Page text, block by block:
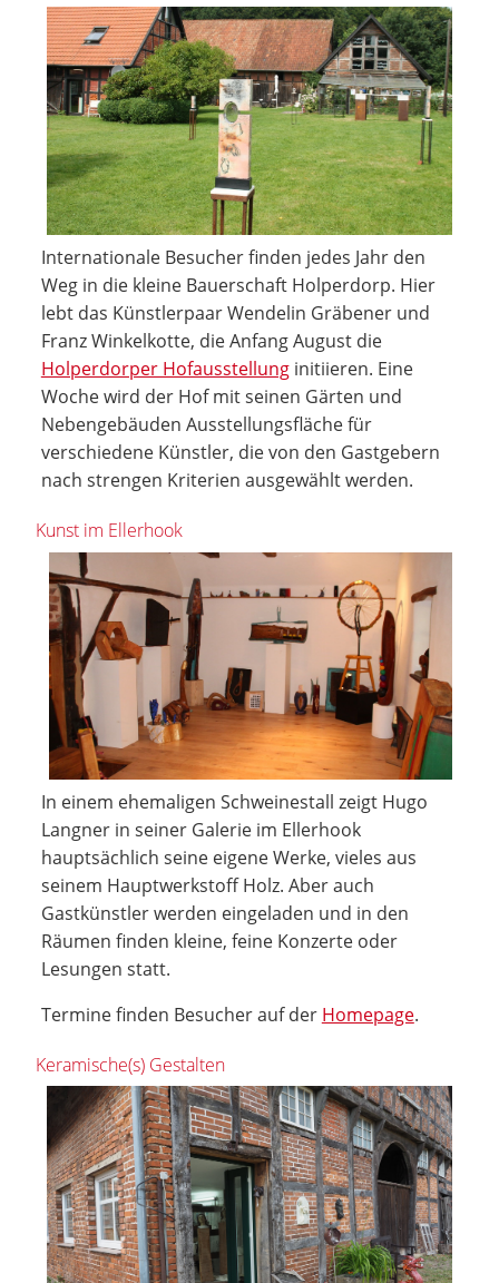
Internationale Besucher finden jedes Jahr den
Weg in die kleine Bauerschaft Holperdorp. Hier
lebt das Künstlerpaar Wendelin Gräbener und
Franz Winkelkotte, die Anfang August die
Holperdorper Hofausstellunginitiieren. Eine
Woche wird der Hof mit seinen Gärten und
Nebengebäuden Ausstellungsfläche für
verschiedene Künstler, die von den Gastgebern
nach strengen Kriterien ausgewählt werden.
Kunst im Ellerhook
In einem ehemaligen Schweinestall zeigt Hugo
Langner in seiner Galerie im Ellerhook
hauptsächlich seine eigene Werke, vieles aus
seinem Hauptwerkstoff Holz. Aber auch
Gastkünstler werden eingeladen und in den
Räumen finden kleine, feine Konzerte oder
Lesungen statt.
Termine finden Besucher auf der Homepage.
Keramische(s) Gestalten